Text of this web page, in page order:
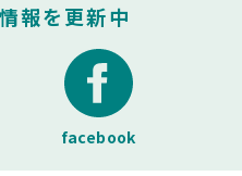
報を更新中
facebook